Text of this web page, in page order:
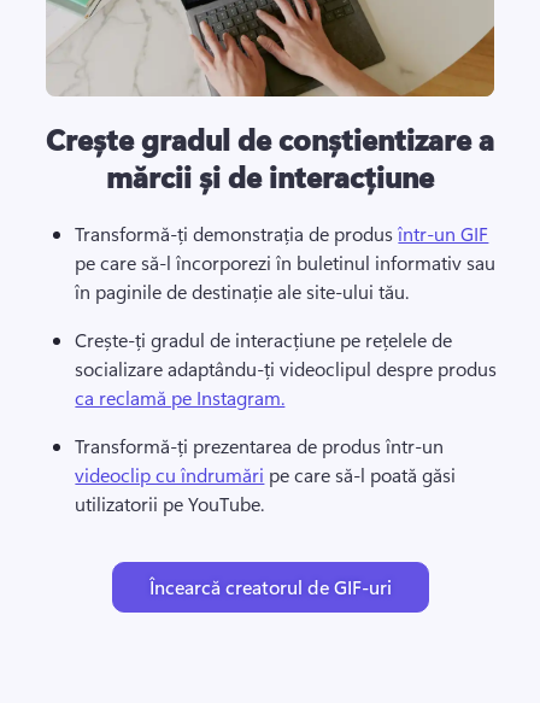
Crește gradul de conștientizare a
mărcii și de interacțiune
Transformă-ți demonstrația de produs într-un GIF
pe care să-l încorporezi în buletinul informativ sau
în paginile de destinație ale site-ului tău.
Crește-ți gradul de interacțiune pe rețelele de
socializare adaptându-ți videoclipul despre produs
ca reclamă pe Instagram.
Transformă-ți prezentarea de produs într-un
videoclip cu îndrumări pe care să-l poată găsi
utilizatorii pe YouTube.
Încearcă creatorul de GIF-uri